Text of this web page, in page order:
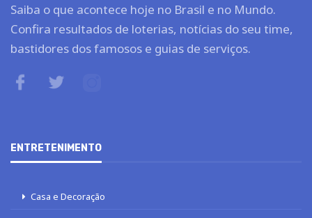
Saiba o que acontece hoje no Brasil e no Mundo.
Confira resultados de loterias, notícias do seu time,
bastidores dos famosos e guias de serviços.
ENTRETENIMENTO
Casa e Decoração